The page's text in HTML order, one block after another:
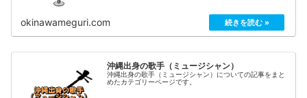
okinawameguri.com
沖縄出身の歌手（ミュージシャン）
沖縄出身の歌手（ミュージシャン）についての記事をまと
めたカテゴリーページです。